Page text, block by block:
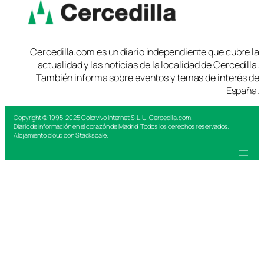
Cercedilla.com es un diario independiente que cubre la
actualidad y las noticias de la localidad de Cercedilla.
También informa sobre eventos y temas de interés de
España.
Copyright © 1995-2025Colorvivo Internet S.L.U. Cercedilla.com.
Diario de información en el corazón de Madrid. Todos los derechos reservados.
Alojamiento cloud con Stackscale.